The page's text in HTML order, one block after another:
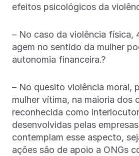
efeitos psicológicos da
– No caso da violência física,
agem no sentido da mulher
autonomia financeira.?
– No quesito violência moral,
mulher vítima, na maioria dos
reconhecida como
desenvolvidas pelas
contemplam esse aspecto,
ações são de apoio a ONGs